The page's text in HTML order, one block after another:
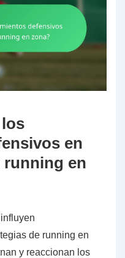
en
running en
de running en
y reaccionan los